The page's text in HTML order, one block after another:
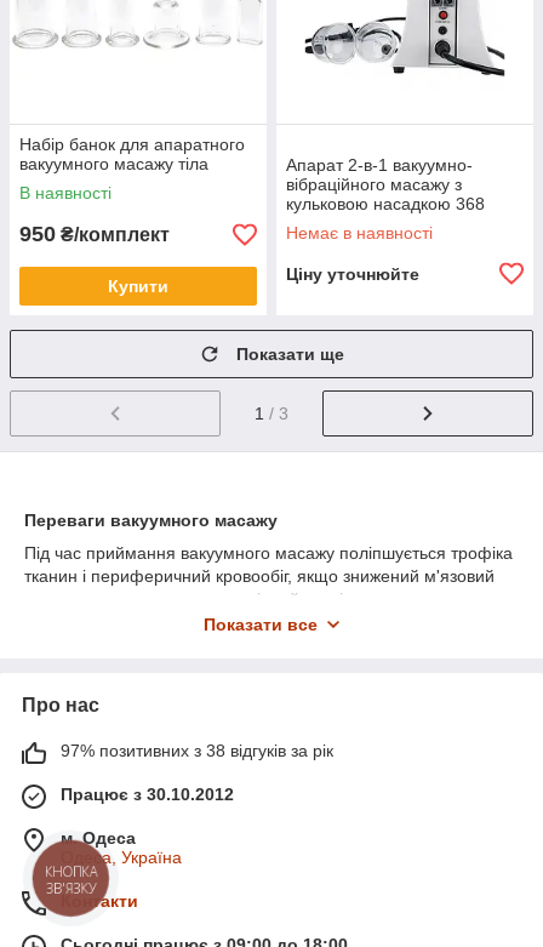
Набір банок для апаратного
вакуумного масажу тіла
В наявності
950 ₴/комплект
Купити
Апарат 2-в-1 вакуумно-
вібраційного масажу з
кульковою насадкою 368
Немає в наявності
Ціну уточнюйте
Показати ще
1 / 3
Переваги вакуумного масажу
Під час приймання вакуумного масажу поліпшується трофіка
тканин і периферичний кровообіг, якщо знижений м'язовий
тонус - то масаж має можливість його підвищити,
прискориться потік крові. З його допомогою збільшиться
тиском - помітять його зниження. Помічено велику
масажу в разі периферичних нервів, лімфатичної та венозної
судинної недостатності, у разі захворювань м'язів.
Показати все
Про нас
97% позитивних з 38 відгуків за рік
Працює з 30.10.2012
м. Одеса
Одеса, Україна
Контакти
КНОПКА
ЗВ'ЯЗКУ